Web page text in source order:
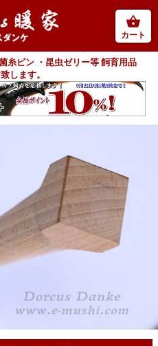
カート
糸ビン ・昆虫ゼリー等 飼育用品
します。